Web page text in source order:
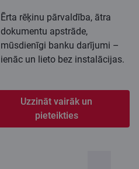
Ērta rēķinu pārvaldība, ātra
dokumentu apstrāde,
mūsdienīgi banku darījumi –
ienāc un lieto bez instalācijas.
Uzzināt vairāk un
pieteikties